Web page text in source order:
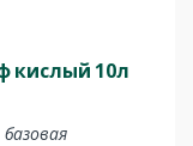
кислый 10л
базовая